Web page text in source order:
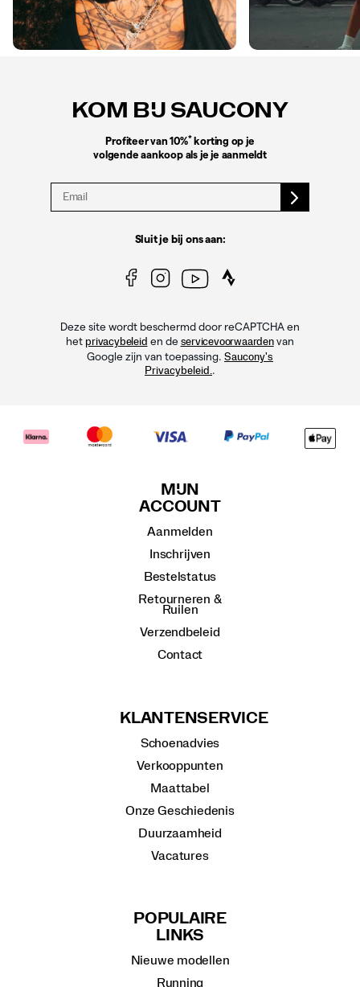
KOM BIJ SAUCONY
Profiteer van 10%* korting op je
volgende aankoop als je je aanmeldt
Sluit je bij ons aan:
Deze site wordt beschermd door reCAPTCHA en
het privacybeleid en de servicevoorwaardenvan
Google zijn van toepassing. Saucony's
Privacybeleid..
MIJN
ACCOUNT
Aanmelden
Inschrijven
Bestelstatus
Retourneren &
Ruilen
Verzendbeleid
Contact
KLANTENSERVICE
Schoenadvies
Verkooppunten
Maattabel
Onze Geschiedenis
Duurzaamheid
Vacatures
POPULAIRE
LINKS
Nieuwe modellen
Running